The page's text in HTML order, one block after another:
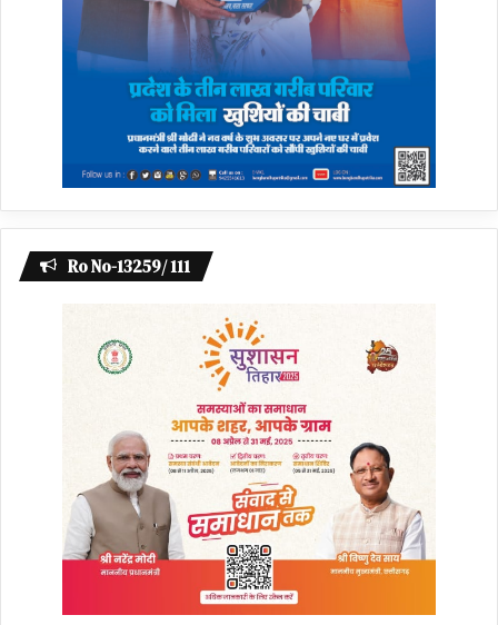
Ro No-13259/ 111